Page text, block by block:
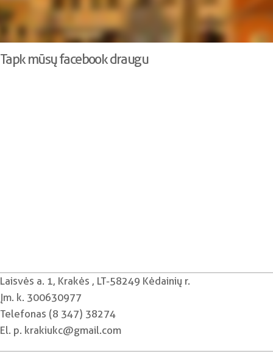
Tapk mūsų facebook draugu
Laisvės a. 1, Krakės , LT-58249 Kėdainių r.
Įm. k. 300630977
Telefonas (8 347) 38274
El. p. krakiukc@gmail.com